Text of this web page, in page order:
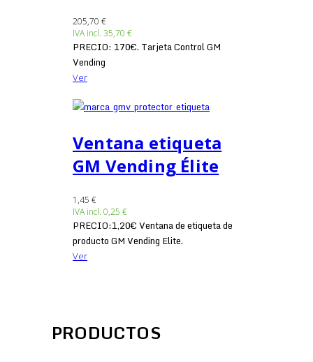
205,70 €
IVA incl. 35,70 €
PRECIO: 170€. Tarjeta Control GM
Vending
Ver
Ventana etiqueta
GM Vending Élite
1,45 €
IVA incl. 0,25 €
PRECIO:1,20€ Ventana de etiqueta de
producto GM Vending Elite.
Ver
PRODUCTOS